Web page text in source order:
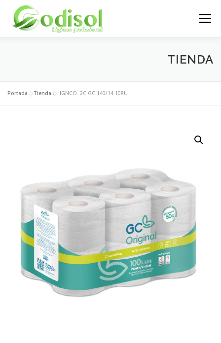
contenido
Menú
ÁREA CLIENTES CONTACTO
TIENDA
Portada »Tienda »HGNCO. 2C GC 140/14 108U